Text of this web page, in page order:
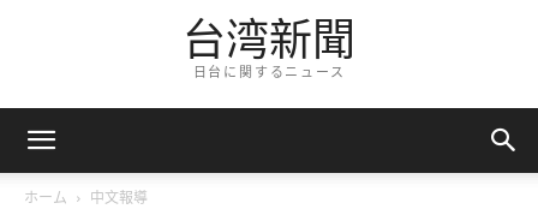
台湾新聞
日台に関するニュース
ホーム 中文報導